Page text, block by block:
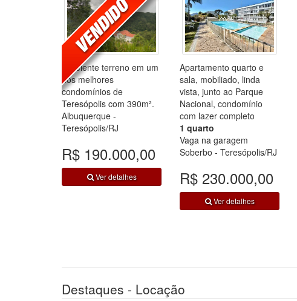
Excelente terreno em um
dos melhores
condomínios de
Teresópolis com 390m².
Albuquerque -
Teresópolis/RJ
R$ 190.000,00
Ver detalhes
Apartamento quarto e
sala, mobiliado, linda
vista, junto ao Parque
Nacional, condomínio
com lazer completo
1 quarto
Vaga na garagem
Soberbo - Teresópolis/RJ
R$ 230.000,00
Ver detalhes
Destaques - Locação